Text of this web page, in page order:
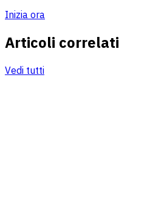
Inizia ora
Articoli correlati
Vedi tutti